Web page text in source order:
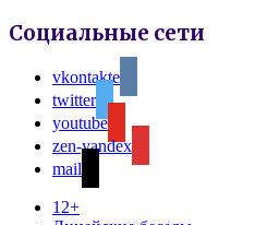
Социальные сети
vkontakte
twitter
youtube
zen-yandex
mail
12+